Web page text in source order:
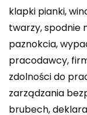
klapki pianki,
twarzy, spodnie
paznokcia,
pracodawcy,
zdolności do
zarządzania
brubech,